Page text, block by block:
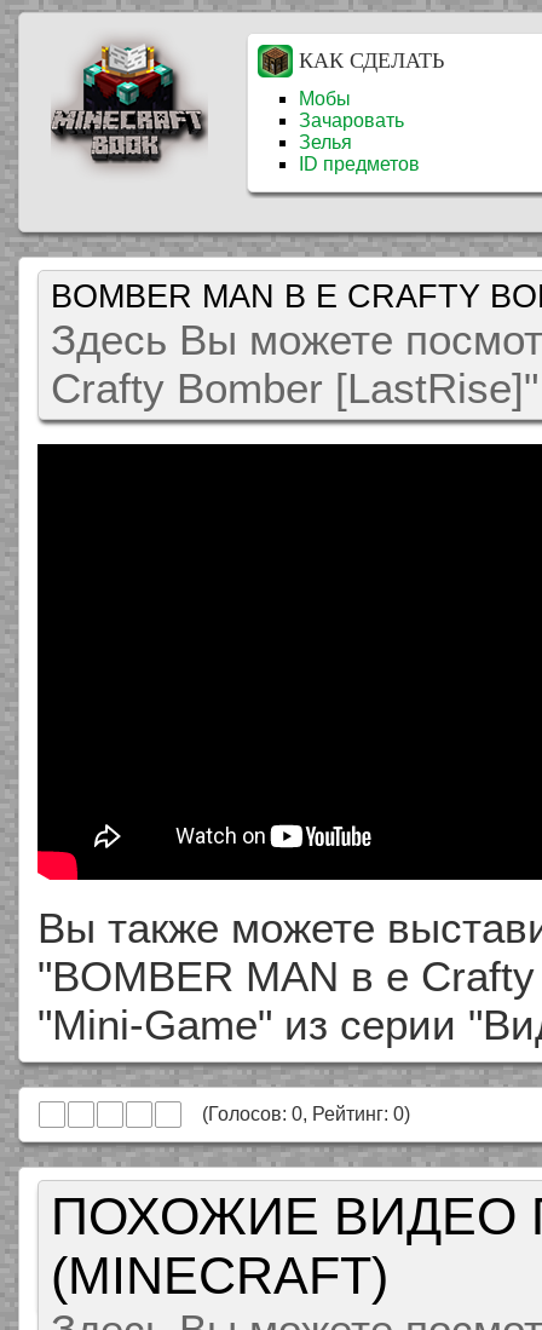
КАК СДЕЛАТЬ
Мобы
Зачаровать
Зелья
ID предметов
BOMBER MAN В Е CRAFTY
Здесь Вы можете
Crafty Bomber
Вы также можете
"BOMBER MAN в е
"Mini-Game" из серии
(Голосов: 0, Рейтинг: 0)
ПОХОЖИЕ ВИДЕО
(MINECRAFT)